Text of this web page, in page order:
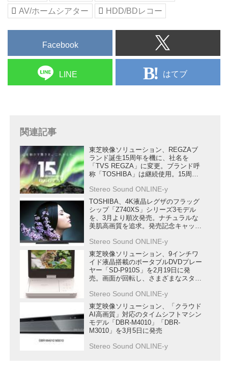
AV/ホームシアター
HDD/BDレコー
Facebook
LINE はてブ
関連記事
東芝映像ソリューション、REGZAブ
ランド誕生15周年を機に、社名を
「TVS REGZA」に変更。ブランド呼
称「TOSHIBA」は継続使用。15周年
Stereo Sound ONLINE-y
TOSHIBA、4K液晶レグザのフラッグ
シップ「Z740XS」シリーズ3モデル
を、3月より順次発売。ナチュラルな
美肌高画質を追求。発売記念キャッシ
Stereo Sound ONLINE-y
東芝映像ソリューション、9インチワ
イド液晶搭載のポータブルDVDプレー
ヤー「SD-P910S」を2月19日に発
売。画面が回転し、さまざまなスタイ
Stereo Sound ONLINE-y
東芝映像ソリューション、「クラウド
AI高画質」対応のタイムシフトマシン
モデル「DBR-M4010」「DBR-
M3010」を3月5日に発売
Stereo Sound ONLINE-y